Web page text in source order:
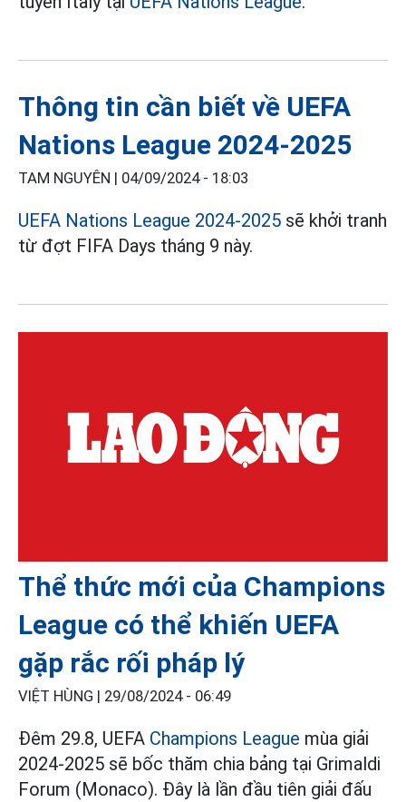
Thông tin cần biết về UEFA
Nations League 2024-2025
TAM NGUYÊN | 04/09/2024 - 18:03
UEFA Nations League 2024-2025 sẽ khởi tranh
từ đợt FIFA Days tháng 9 này.
Thể thức mới của Champions
League có thể khiến UEFA
gặp rắc rối pháp lý
VIỆT HÙNG | 29/08/2024 - 06:49
Đêm 29.8, UEFA Champions League mùa giải
2024-2025 sẽ bốc thăm chia bảng tại Grimaldi
Forum (Monaco). Đây là lần đầu tiên giải đấu